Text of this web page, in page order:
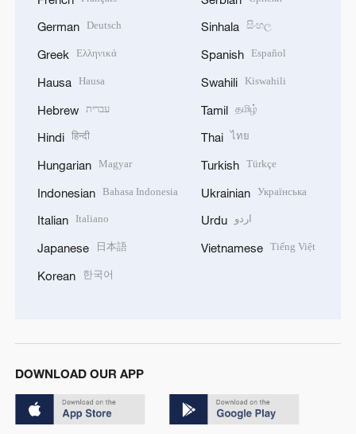
German Deutsch
Greek Ελληνικά
Hausa Hausa
Hebrew עברית
Hindi हिन्दी
Hungarian Magyar
Indonesian Bahasa Indonesia
Italian Italiano
Japanese 日本語
Korean 한국어
Sinhala සිංහල
Spanish Español
Swahili Kiswahili
Tamil தமிழ்
Thai ไทย
Turkish Türkçe
Ukrainian Українська
Urdu اردو
Vietnamese Tiếng Việt
DOWNLOAD OUR APP